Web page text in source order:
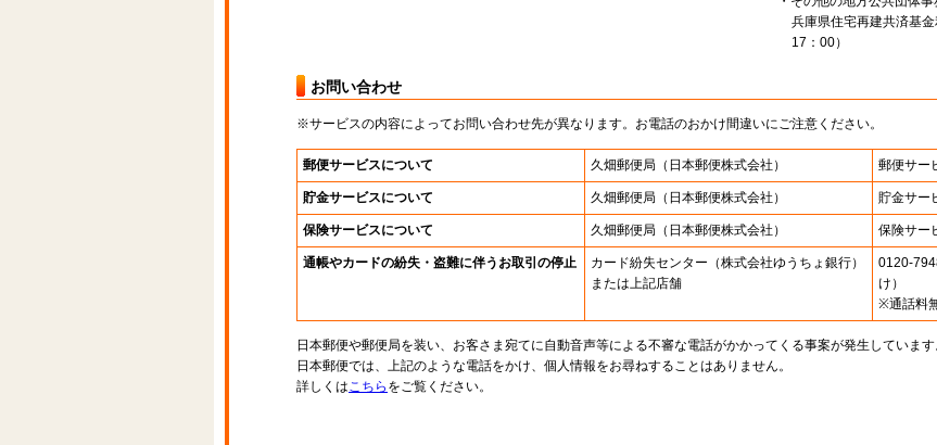
兵庫県住宅再建共済基
17：00）
お問い合わせ
※サービスの内容によってお問い合わせ先が異なります。お電話のおかけ間違いにご注意ください。
郵便サービスについて 久畑郵便局 （日本郵便株式会社） 郵便サー
貯金サービスについて 久畑郵便局 （日本郵便株式会社） 貯金サー
保険サービスについて 久畑郵便局 （日本郵便株式会社） 保険サー
通帳やカードの紛失・盗難に伴うお取引の停止 カード紛失センター （株式会社ゆうちょ銀行）
または上記店舗
0120-
け）
※通話料
日本郵便や郵便局を装い、お客さま宛てに自動音声等による不審な電話がかかってくる事案が発生しています
日本郵便では、上記のような電話をかけ、個人情報をお尋ねすることはありません。
詳しくはこちら をご覧ください。